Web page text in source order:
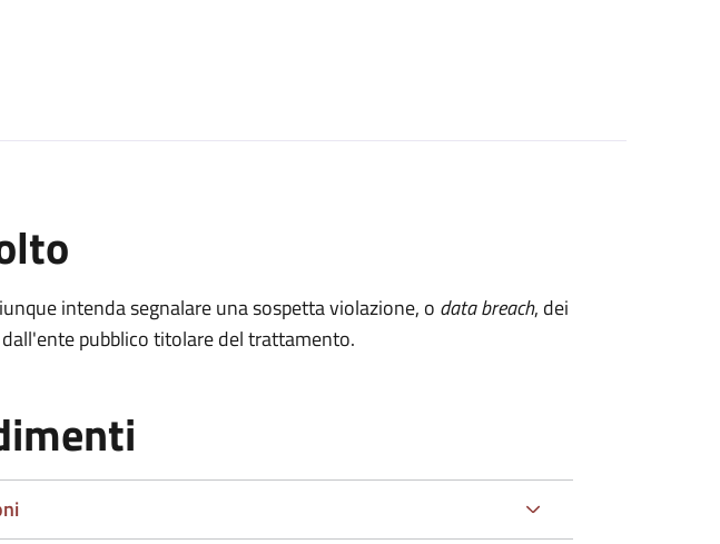
intenda segnalare una sospetta violazione, o data breach, dei
pubblico titolare del trattamento.